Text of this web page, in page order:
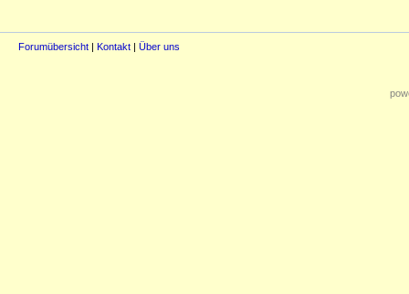
Forumübersicht | Kontakt | Über uns